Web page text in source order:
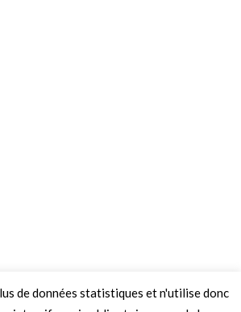
de données statistiques et n'utilise donc